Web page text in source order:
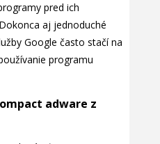
pred ich
aj jednoduché
Google často stačí na
programu
adware z